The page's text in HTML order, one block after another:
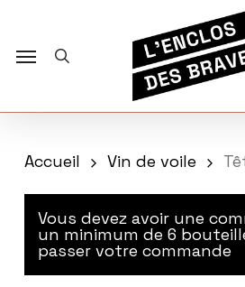
content
Menu
Accueil Vin de voile
Vous devez avoir une
un minimum de 6
passer votre commande